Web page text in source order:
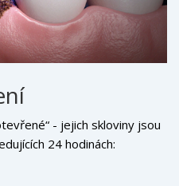
- jejich skloviny jsou
24 hodinách: